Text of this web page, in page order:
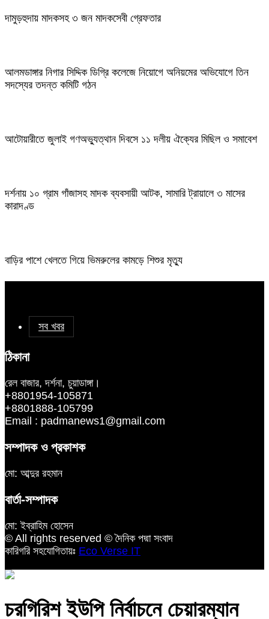
দামুড়হুদায় মাদকসহ ৩ জন মাদকসেবী গ্রেফতার
আলমডাঙ্গার নিগার সিদ্দিক ডিগ্রি কলেজে নিয়োগে অনিয়মের অভিযোগে তিন
সদস্যের তদন্ত কমিটি গঠন
আটোয়ারীতে জুলাই গণঅভ্যুত্থান দিবসে ১১ দলীয় ঐক্যের মিছিল ও সমাবেশ
দর্শনায় ১০ গ্রাম গাঁজাসহ মাদক ব্যবসায়ী আটক, সামারি ট্রায়ালে ৩ মাসের
কারাদণ্ড
বাড়ির পাশে খেলতে গিয়ে ভিমরুলের কামড়ে শিশুর মৃত্যু
সব খবর
ঠিকানা
রেল বাজার, দর্শনা, চুয়াডাঙ্গা।
+8801954-105871
+8801888-105799
Email : padmanews1@gmail.com
সম্পাদক ও প্রকাশক
মো: আব্দুর রহমান
বার্তা-সম্পাদক
মো: ইব্রাহিম হোসেন
© All rights reserved © দৈনিক পদ্মা সংবাদ
কারিগরি সহযোগিতায়ঃ Eco Verse IT
চরগিরিশ ইউপি নির্বাচনে চেয়ারম্যান